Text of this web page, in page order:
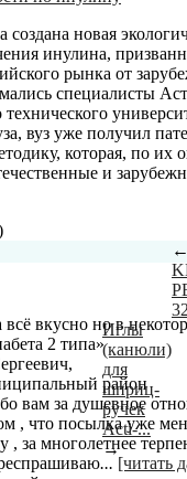
новая
инулина,
рынка от
специалисты
технического
вуз уже получил
которая, по их
и
вкусно но в
2 типа»
,
район
вам за душевное
, что посылка уже
, за многолетнее
... [читать
←
Иглы
(канюли)
для
шприц-
ручек
Аcti-...
→